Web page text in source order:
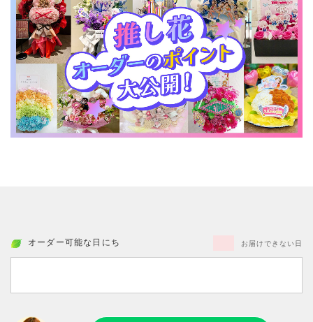
オーダー可能な日にち お届けできない日